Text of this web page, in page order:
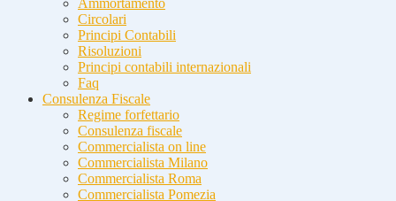
Ammortamento
Circolari
Principi Contabili
Risoluzioni
Principi contabili internazionali
Faq
Consulenza Fiscale
Regime forfettario
Consulenza fiscale
Commercialista on line
Commercialista Milano
Commercialista Roma
Commercialista Pomezia